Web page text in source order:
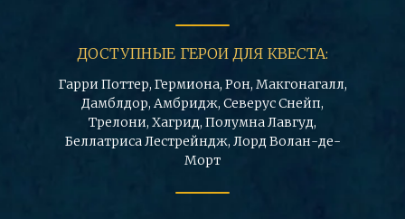
ДОСТУПНЫЕ ГЕРОИ ДЛЯ КВЕСТА:
Гарри Поттер, Гермиона, Рон, Макгонагалл,
Дамблдор, Амбридж, Северус Снейп,
Трелони, Хагрид, Полумна Лавгуд,
Беллатриса Лестрейндж, Лорд Волан-де-
Морт